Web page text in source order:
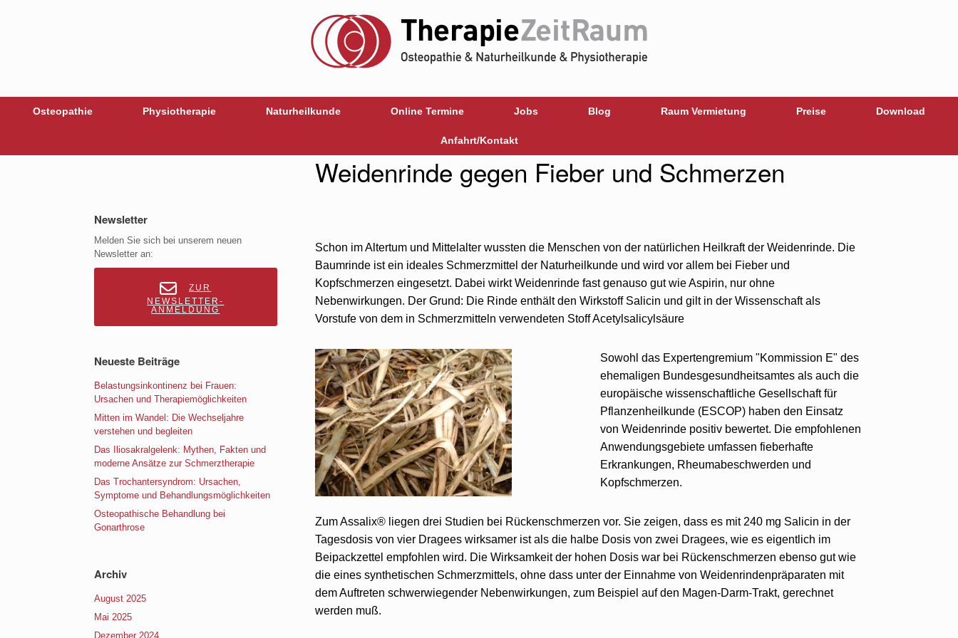
Osteopathie Physiotherapie Naturheilkunde Online Termine Jobs Blog Raum Vermietung Preise Download
Anfahrt/Kontakt
Weidenrinde gegen Fieber und Schmerzen
Schon im Altertum und Mittelalter wussten die Menschen von der natürlichen Heilkraft der Weidenrinde. Die
Baumrinde ist ein ideales Schmerzmittel der Naturheilkunde und wird vor allem bei Fieber und
Kopfschmerzen eingesetzt. Dabei wirkt Weidenrinde fast genauso gut wie Aspirin, nur ohne
Nebenwirkungen. Der Grund: Die Rinde enthält den Wirkstoff Salicin und gilt in der Wissenschaft als
Vorstufe von dem in Schmerzmitteln verwendeten Stoff Acetylsalicylsäure
Weidenrinde
Sowohl das Expertengremium "Kommission E" des
ehemaligen Bundesgesundheitsamtes als auch die
europäische wissenschaftliche Gesellschaft für
Pflanzenheilkunde (ESCOP) haben den Einsatz
von Weidenrinde positiv bewertet. Die empfohlenen
Anwendungsgebiete umfassen fieberhafte
Erkrankungen, Rheumabeschwerden und
Kopfschmerzen.
Zum Assalix® liegen drei Studien bei Rückenschmerzen vor. Sie zeigen, dass es mit 240 mg Salicin in der
Tagesdosis von vier Dragees wirksamer ist als die halbe Dosis von zwei Dragees, wie es eigentlich im
Beipackzettel empfohlen wird. Die Wirksamkeit der hohen Dosis war bei Rückenschmerzen ebenso gut wie
die eines synthetischen Schmerzmittels, ohne dass unter der Einnahme von Weidenrindenpräparaten mit
dem Auftreten schwerwiegender Nebenwirkungen, zum Beispiel auf den Magen-Darm-Trakt, gerechnet
werden muß.
Newsletter
Melden Sie sich bei unserem neuen
Newsletter an:
ZUR
NEWSLETTER-
ANMELDUNG
Neueste Beiträge
Belastungsinkontinenz bei Frauen:
Ursachen und Therapiemöglichkeiten
Mitten im Wandel: Die Wechseljahre
verstehen und begleiten
Das Iliosakralgelenk: Mythen, Fakten und
moderne Ansätze zur Schmerztherapie
Das Trochantersyndrom: Ursachen,
Symptome und Behandlungsmöglichkeiten
Osteopathische Behandlung bei
Gonarthrose
Archiv
August 2025
Mai 2025
Dezember 2024